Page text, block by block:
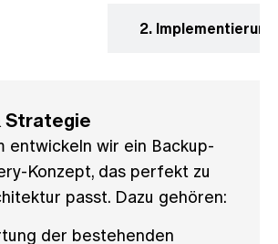
2.
Strategie
entwickeln wir ein Backup-
Konzept, das perfekt zu
passt. Dazu gehören:
der bestehenden